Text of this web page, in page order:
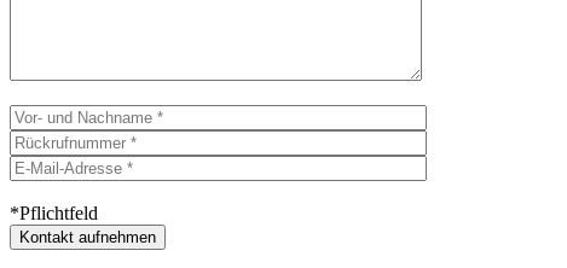
*Pflichtfeld